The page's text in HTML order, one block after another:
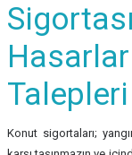
Konut sigortaları;